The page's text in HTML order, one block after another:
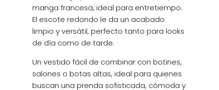
manga francesa, ideal para entretiempo.
El escote redondo le da un acabado
limpio y versátil, perfecto tanto para looks
de día como de tarde.
Un vestido fácil de combinar con botines,
salones o botas altas, ideal para quienes
buscan una prenda sofisticada, cómoda y